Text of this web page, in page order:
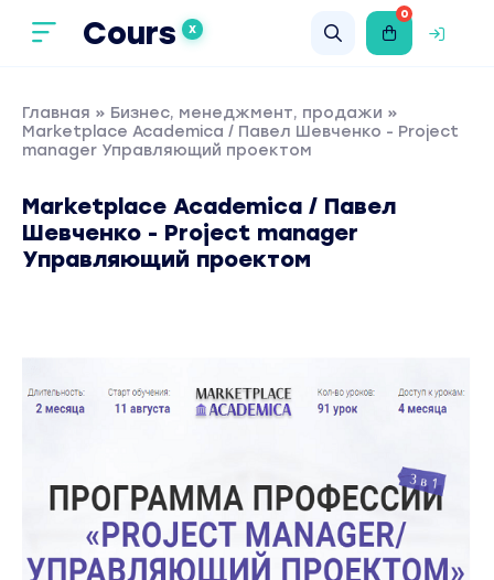
Cours X
0
Главная » Бизнес, менеджмент, продажи »
Marketplace Academica / Павел Шевченко - Project
manager Управляющий проектом
Marketplace Academica / Павел
Шевченко - Project manager
Управляющий проектом